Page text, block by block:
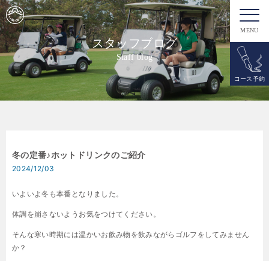
MENU
コース予約
スタッフブログ
Staff blog
冬の定番♪ホットドリンクのご紹介
2024/12/03
いよいよ冬も本番となりました。
体調を崩さないようお気をつけてください。
そんな寒い時期には温かいお飲み物を飲みながらゴルフをしてみません
か？